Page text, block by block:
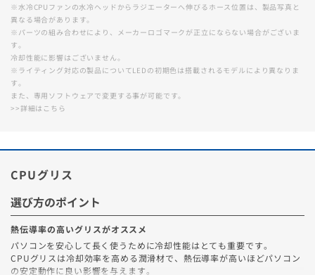
★★★★★
ドスパラ
分割手数料が36回まで無料！
※水冷CPUファンの水冷ヘッドからラジエーターへ伸びるホース位置は、製品写真と
異なる場合があります。
※パーツの組み合わせにより、メーカーロゴマークが正立にならない場合がございま
す。
冷却性能に影響はございません。
※ライティング対応の製品についてLEDの初期色は搭載されるモデルにより異なりま
す。
また、専用ソフトウェアで変更する事が可能です。
>>詳細はこちら
CPUグリス
選び方のポイント
熱伝導率の高いグリスがオススメ
パソコンを安心して長く使うために冷却性能はとても重要です。
CPUグリスは冷却効率を高める潤滑材で、熱伝導率が高いほどパソコン
の安定動作に良い影響を与えます。
ストレージのカスタマイズをされたお客様にご案内
です
データ紛失、他人事だと思っていませんか？
うっかりミスや故障は誰にでも起こりうるこ
と。データ復旧サービスなら、たった2,200
円からデータを守る安心を手に入れられま